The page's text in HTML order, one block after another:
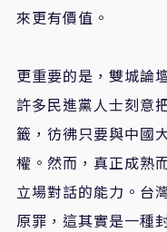
來更有價值。
更重要的是，雙城論
許多民進黨人士刻意
籤，彷彿只要與中國
權。然而，真正成熟
立場對話的能力。台
原罪，這其實是一種